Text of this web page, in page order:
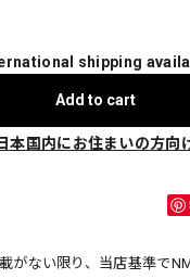
shipping
Add to cart
日本国内にお住まいの方向
がない限り、当店基準で